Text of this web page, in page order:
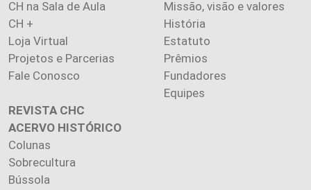
CH na Sala de Aula
CH +
Loja Virtual
Projetos e Parcerias
Fale Conosco
Missão, visão e valores
História
Estatuto
Prêmios
Fundadores
Equipes
REVISTA CHC
ACERVO HISTÓRICO
Colunas
Sobrecultura
Bússola